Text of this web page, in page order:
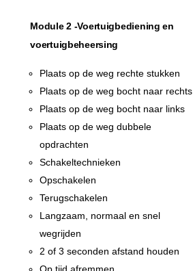
Module 2 -Voertuigbediening en
voertuigbeheersing
Plaats op de weg rechte stukken
Plaats op de weg bocht naar rechts
Plaats op de weg bocht naar links
Plaats op de weg dubbele
opdrachten
Schakeltechnieken
Opschakelen
Terugschakelen
Langzaam, normaal en snel
wegrijden
2 of 3 seconden afstand houden